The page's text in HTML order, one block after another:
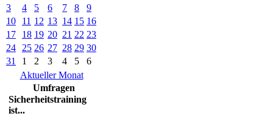
3
4 5 6 7 8
9
10
11 12 13 14 15 16
17
18 19 20 21 22 23
24
25 26 27 28 29 30
31
1 2 3 4 5
6
Aktueller Monat
Umfragen
Sicherheitstraining
ist...